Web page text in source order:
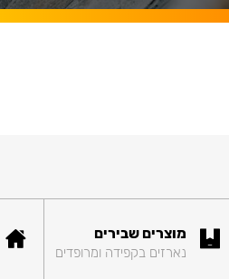
מוצרים שבירים
נארזים בקפידה ומרופדים